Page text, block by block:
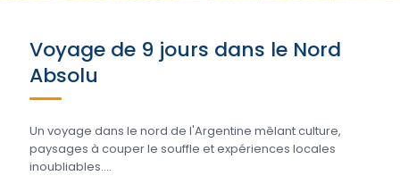
Voyage de 9 jours dans le Nord
Absolu
Un voyage dans le nord de l'Argentine mêlant culture,
paysages à couper le souffle et expériences locales
inoubliables....